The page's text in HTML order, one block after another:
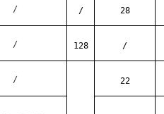
/ / 28
/ 128 /
/ 22